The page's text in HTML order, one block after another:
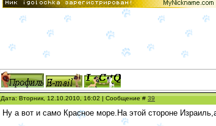
Дата: Вторник, 12.10.2010, 16:02 | Сообщение #39
Ну а вот и само Красное море.На этой стороне